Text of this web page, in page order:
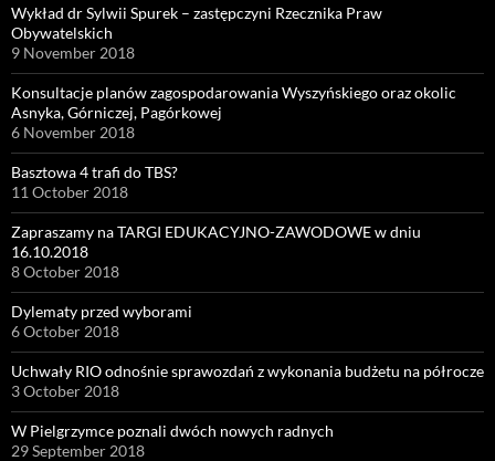
Wykład dr Sylwii Spurek – zastępczyni Rzecznika Praw
Obywatelskich
9 November 2018
Konsultacje planów zagospodarowania Wyszyńskiego oraz okolic
Asnyka, Górniczej, Pagórkowej
6 November 2018
Basztowa 4 trafi do TBS?
11 October 2018
Zapraszamy na TARGI EDUKACYJNO-ZAWODOWE w dniu
16.10.2018
8 October 2018
Dylematy przed wyborami
6 October 2018
Uchwały RIO odnośnie sprawozdań z wykonania budżetu na półrocze
3 October 2018
W Pielgrzymce poznali dwóch nowych radnych
29 September 2018